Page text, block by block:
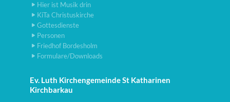
Hier ist Musik drin
KiTa Christuskirche
Gottesdienste
Personen
Friedhof Bordesholm
Formulare/Downloads
Ev. Luth Kirchengemeinde St Katharinen
Kirchbarkau